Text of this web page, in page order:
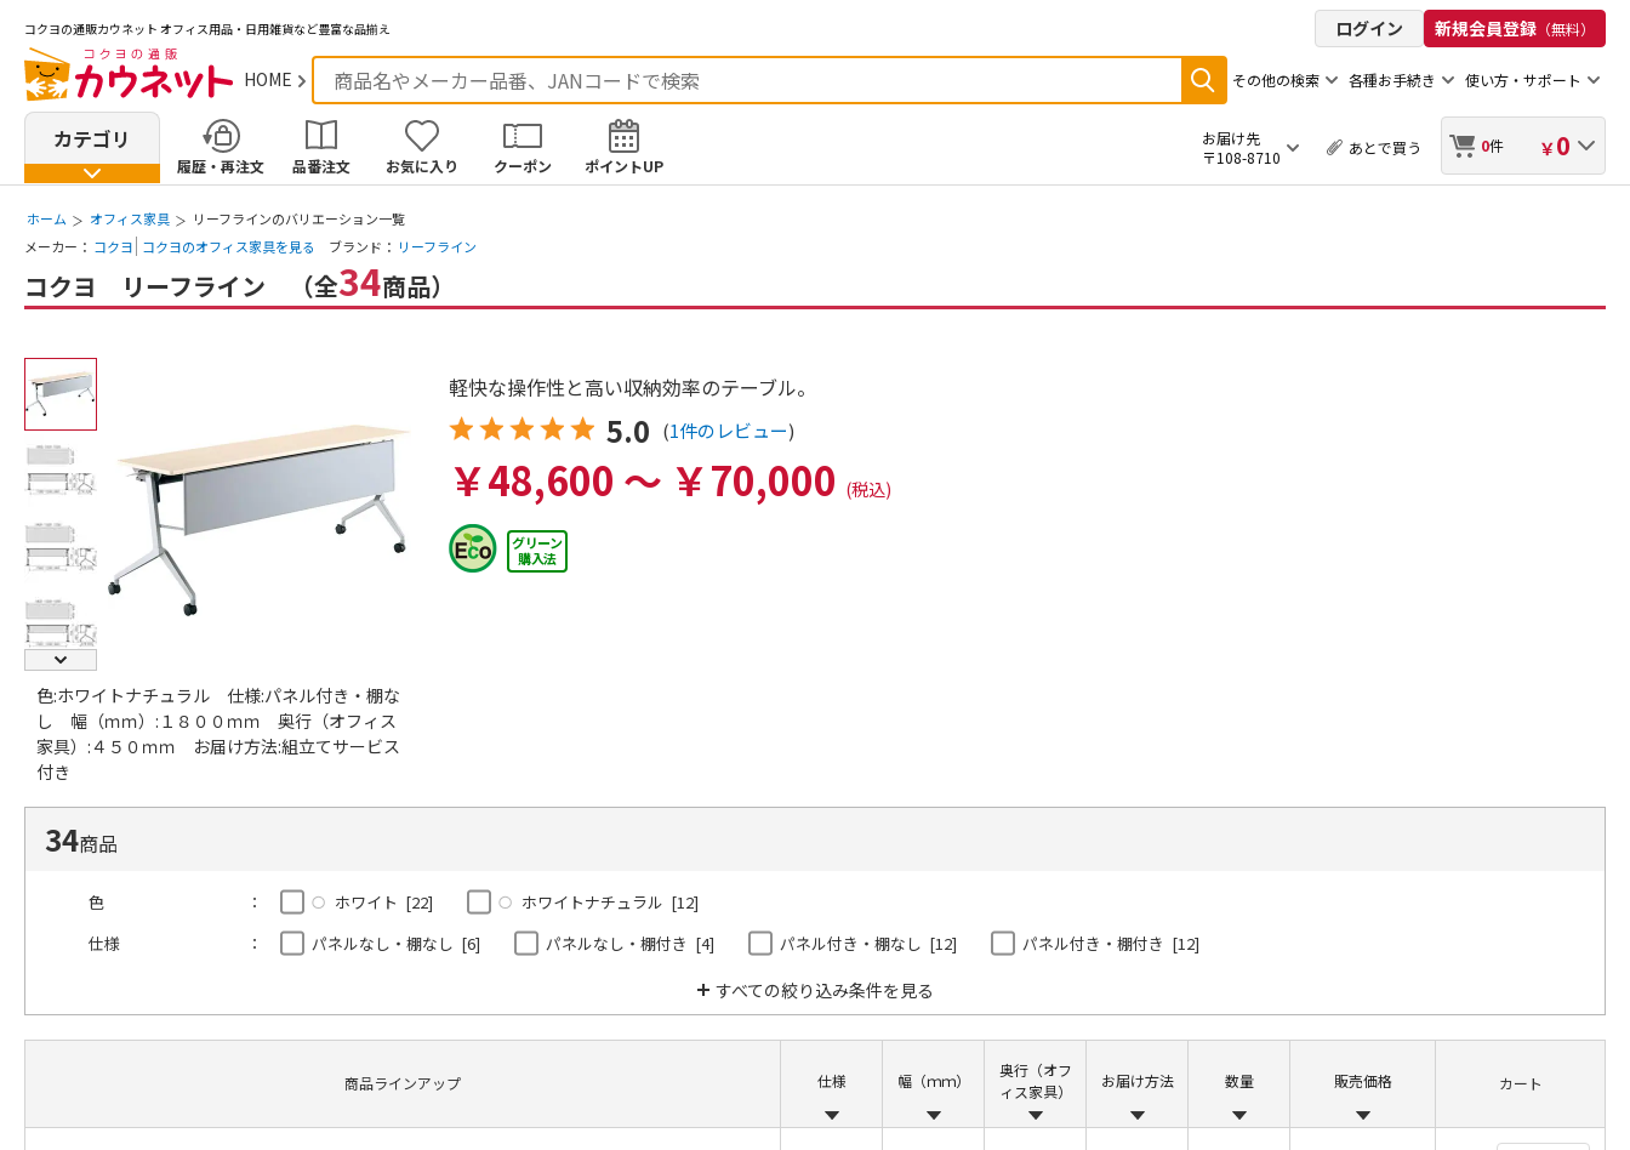
コクヨの通販カウネット オフィス用品・日用雑貨など豊富な品揃え ログイン 新規会員登録（無料）
HOME その他の検索 各種お手続き 使い方・サポート
カテゴリ
履歴・再注文 品番注文 お気に入り クーポン ポイントUP
お届け先
〒108-8710
あとで買う 0件 ￥0
ホーム オフィス家具
リーフラインのバリエーション一覧
メーカー： コクヨ コクヨのオフィス家具を見る ブランド： リーフライン
コクヨ リーフライン （全34商品）
色:ホワイトナチュラル 仕様:パネル付き・棚な
し 幅（ｍｍ）:１８００ｍｍ 奥行（オフィス
家具）:４５０ｍｍ お届け方法:組立てサービス
付き
軽快な操作性と高い収納効率のテーブル。
レビュー評価5.0"レビュー評価
5.0 (1件のレビュー)
￥48,600 ～ ￥70,000 (税込)
グリーン
購入法
34商品
色 ホワイト [22]
ホワイトナチュラル [12]
仕様
パネルなし・棚なし [6] パネルなし・棚付き [4] パネル付き・棚なし [12] パネル付き・棚付き [12]
すべての絞り込み条件を見る
商品ラインアップ 仕様 幅（ｍｍ）
奥行（オフ
ィス家具）
お届け方法 数量 販売価格 カート